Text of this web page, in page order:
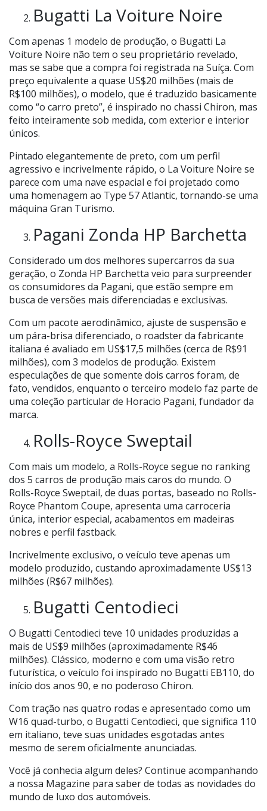
Bugatti La Voiture Noire
Com apenas 1 modelo de produção, o Bugatti La
Voiture Noire não tem o seu proprietário revelado,
mas se sabe que a compra foi registrada na Suíça. Com
preço equivalente a quase US$20 milhões (mais de
R$100 milhões), o modelo, que é traduzido basicamente
como “o carro preto”, é inspirado no chassi Chiron, mas
feito inteiramente sob medida, com exterior e interior
únicos.
Pintado elegantemente de preto, com um perfil
agressivo e incrivelmente rápido, o La Voiture Noire se
parece com uma nave espacial e foi projetado como
uma homenagem ao Type 57 Atlantic, tornando-se uma
máquina Gran Turismo.
Pagani Zonda HP Barchetta
Considerado um dos melhores supercarros da sua
geração, o Zonda HP Barchetta veio para surpreender
os consumidores da Pagani, que estão sempre em
busca de versões mais diferenciadas e exclusivas.
Com um pacote aerodinâmico, ajuste de suspensão e
um pára-brisa diferenciado, o roadster da fabricante
italiana é avaliado em US$17,5 milhões (cerca de R$91
milhões), com 3 modelos de produção. Existem
especulações de que somente dois carros foram, de
fato, vendidos, enquanto o terceiro modelo faz parte de
uma coleção particular de Horacio Pagani, fundador da
marca.
Rolls-Royce Sweptail
Com mais um modelo, a Rolls-Royce segue no ranking
dos 5 carros de produção mais caros do mundo. O
Rolls-Royce Sweptail, de duas portas, baseado no Rolls-
Royce Phantom Coupe, apresenta uma carroceria
única, interior especial, acabamentos em madeiras
nobres e perfil fastback.
Incrivelmente exclusivo, o veículo teve apenas um
modelo produzido, custando aproximadamente US$13
milhões (R$67 milhões).
Bugatti Centodieci
O Bugatti Centodieci teve 10 unidades produzidas a
mais de US$9 milhões (aproximadamente R$46
milhões). Clássico, moderno e com uma visão retro
futurística, o veículo foi inspirado no Bugatti EB110, do
início dos anos 90, e no poderoso Chiron.
Com tração nas quatro rodas e apresentado como um
W16 quad-turbo, o Bugatti Centodieci, que significa 110
em italiano, teve suas unidades esgotadas antes
mesmo de serem oficialmente anunciadas.
Você já conhecia algum deles? Continue acompanhando
a nossa Magazine para saber de todas as novidades do
mundo de luxo dos automóveis.